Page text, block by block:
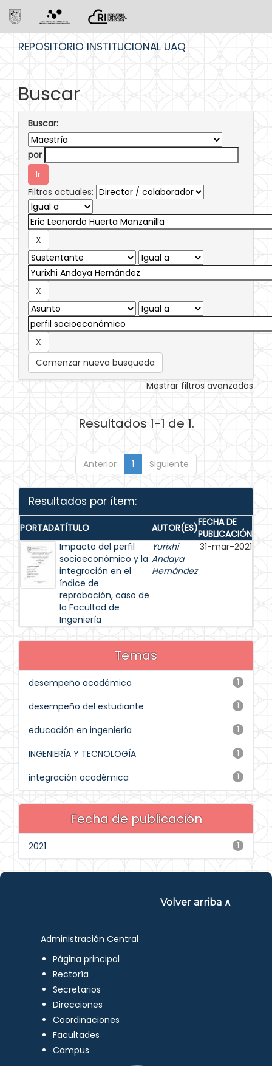
REPOSITORIO INSTITUCIONAL UAQ
Buscar
Buscar:
por
Filtros actuales:
Comenzar nueva busqueda
Mostrar filtros avanzados
Resultados 1-1 de 1.
Anterior 1 Siguiente
Resultados por ítem:
PORTADATÍTULO AUTOR(ES)FECHA DE
PUBLICACIÓN
Impacto del perfil
socioeconómico y la
integración en el
índice de
reprobación, caso de
la Facultad de
Ingeniería
Yurixhi
Andaya
Hernández
31-mar-2021
Temas
1
desempeño académico
1
desempeño del estudiante
1
educación en ingeniería
1
INGENIERÍA Y TECNOLOGÍA
1
integración académica
Fecha de publicación
1
2021
Volver arriba ∧
Administración Central
Página principal
Rectoría
Secretarios
Direcciones
Coordinaciones
Facultades
Campus